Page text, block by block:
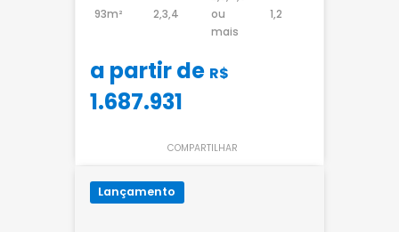
93m² 2,3,4
ou
mais
1,2
a partir de R$
1.687.931
COMPARTILHAR
Lançamento